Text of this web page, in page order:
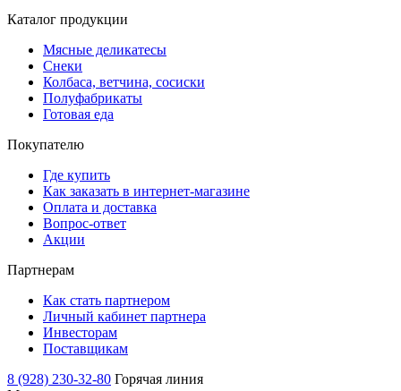
Каталог продукции
Мясные деликатесы
Снеки
Колбаса, ветчина, сосиски
Полуфабрикаты
Готовая еда
Покупателю
Где купить
Как заказать в интернет-магазине
Оплата и доставка
Вопрос-ответ
Акции
Партнерам
Как стать партнером
Личный кабинет партнера
Инвесторам
Поставщикам
8 (928) 230-32-80 Горячая линия